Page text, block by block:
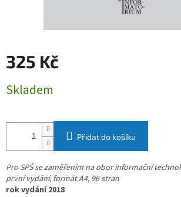
325 Kč
cena:
Skladem
Přidat do košíku
Pro SPŠ se zaměřením na obor informační
první vydání, formát A4, 96 stran
rok vydání 2018